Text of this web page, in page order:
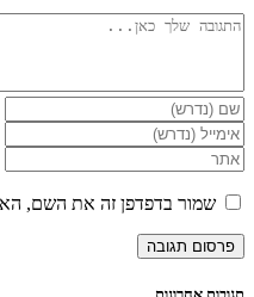
בדפדפן זה את השם, האימייל